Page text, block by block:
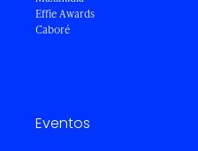
Effie Awards
Caboré
Eventos